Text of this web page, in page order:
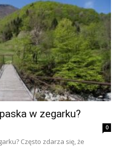
w zegarku?
0
Często zdarza się, że